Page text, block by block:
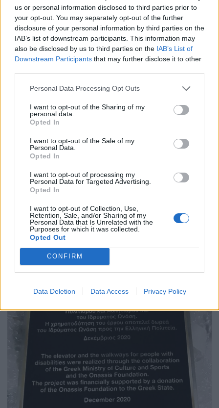
us or personal information disclosed to third parties prior to
your opt-out. You may separately opt-out of the further
disclosure of your personal information by third parties on the
IAB’s list of downstream participants. This information may
also be disclosed by us to third parties on the IAB’s List of
Downstream Participants that may further disclose it to other
Personal Data Processing Opt Outs
I want to opt-out of the Sharing of my
personal data.
Opted In
I want to opt-out of the Sale of my
Personal Data.
Opted In
I want to opt-out of processing my
Personal Data for Targeted Advertising.
Opted In
I want to opt-out of Collection, Use,
Retention, Sale, and/or Sharing of my
Personal Data that Is Unrelated with the
Purposes for which it was collected.
Opted Out
CONFIRM
Data Deletion Data Access Privacy Policy
Η ΑΝΑΚΟΙΝΩΣΗ:
«Η στοχοποίηση της Υπουργού Πολιτισμού και
Αθλητισμού Λίνας Μενδώνη έχει ξεπεράσει τα όρια
της αντιπολιτευτικής κριτικής. Είναι δολοφονία
διακυβέρνησής του δεν έκανε απολύτως τίποτε
για τον πολιτισμό, στα δύο σχεδόν χρόνια που
βρίσκεται στην αντιπολίτευση αναλώνεται σε fake
τα οποία γίνονται. Τα έργα στην Ακρόπολη τον
έχουν ξεπεράσει. Αυτό είναι το μήνυμα από τους
επισκέπτες του χώρου. Οσο ο χώρος ήταν κλειστός
είχαν περιθώριο για ασύστολα ψέματα και
αναρτηθεί επί του Βράχου της Ακροπόλεως.
Δίνονται στη δημοσιότητα οι φωτογραφίες των
πινακίδων, που σύμφωνα με τον
προγραμματισμό, θα αναρτηθούν εντός των
επομένων ημερών».
ΠΑΡΑΘΕΤΕΙ ΜΑΛΙΣΤΑ ΚΑΙ ΤΙΣ ΕΠΙΓΡΑΦΕΣ: